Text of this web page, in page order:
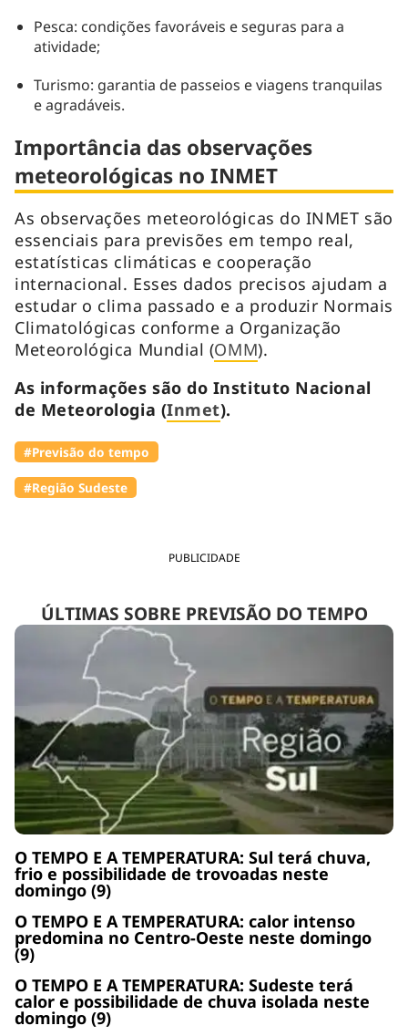
PUBLICIDADE
ÚLTIMAS SOBRE PREVISÃO DO TEMPO
O TEMPO E A TEMPERATURA: Sul terá chuva,
frio e possibilidade de trovoadas neste
domingo (9)
O TEMPO E A TEMPERATURA: calor intenso
predomina no Centro-Oeste neste domingo
(9)
O TEMPO E A TEMPERATURA: Sudeste terá
calor e possibilidade de chuva isolada neste
domingo (9)
Pesca: condições favoráveis e seguras para a
atividade;
Turismo: garantia de passeios e viagens tranquilas
e agradáveis.
Importância das observações
meteorológicas no INMET
As observações meteorológicas do INMET são
essenciais para previsões em tempo real,
estatísticas climáticas e cooperação
internacional. Esses dados precisos ajudam a
estudar o clima passado e a produzir Normais
Climatológicas conforme a Organização
Meteorológica Mundial (OMM).
As informações são do Instituto Nacional
de Meteorologia (Inmet).
#Previsão do tempo
#Região Sudeste